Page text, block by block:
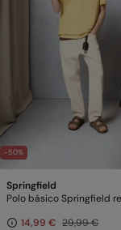
-50%
Springfield
14,99 € 29,99 €